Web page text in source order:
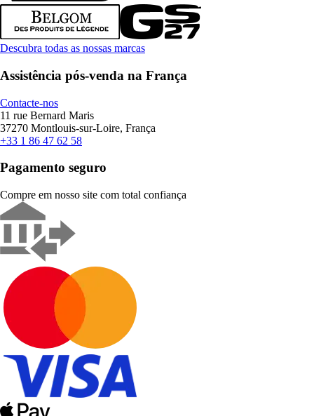
Descubra todas as nossas marcas
Assistência pós-venda na França
Contacte-nos
11 rue Bernard Maris
37270 Montlouis-sur-Loire, França
+33 1 86 47 62 58
Pagamento seguro
Compre em nosso site com total confiança